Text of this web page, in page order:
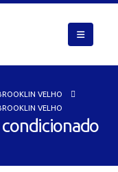
VELHO
VELHO